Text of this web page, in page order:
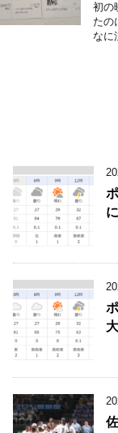
初の
たの
なに